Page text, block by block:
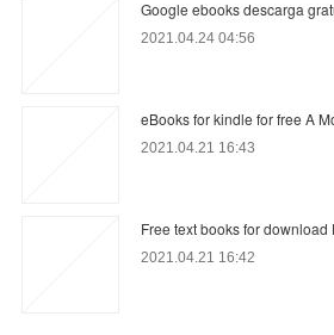
Google ebooks descarga
2021.04.24 04:56
eBooks for kindle for free A
2021.04.21 16:43
Free text books for download
2021.04.21 16:42